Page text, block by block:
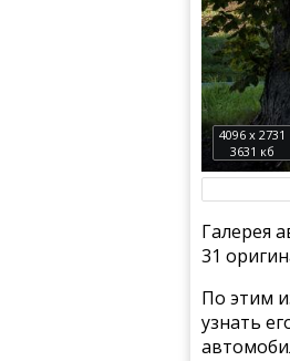
4096 x 2731
3631 кб
Галерея
31
По этим
узнать